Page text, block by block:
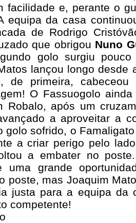
facilidade e, perante o
equipa da casa
de Rodrigo
que obrigou Nuno
golo surgiu
lançou longo desde
de primeira,
O Fassuogolo
Robalo, após um
a aproveitar a
golo sofrido, o
a criar perigo pelo
a embater no
uma grande
poste, mas Joaquim
justa para a equipa da
competente!